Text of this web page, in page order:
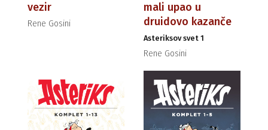
vezir
Rene Gosini
mali upao u
druidovo kazanče
Asteriksov svet 1
Rene Gosini